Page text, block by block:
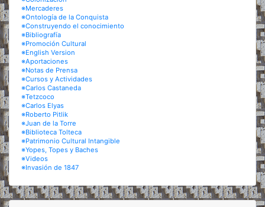
※Mercaderes
※Ontología de la Conquista
※Construyendo el conocimiento
※Bibliografía
※Promoción Cultural
※English Version
※Aportaciones
※Notas de Prensa
※Cursos y Actividades
※Carlos Castaneda
※Tetzcoco
※Carlos Elyas
※Roberto Pitlik
※Juan de la Torre
※Biblioteca Tolteca
※Patrimonio Cultural Intangible
※Yopes, Topes y Baches
※Videos
※Invasión de 1847